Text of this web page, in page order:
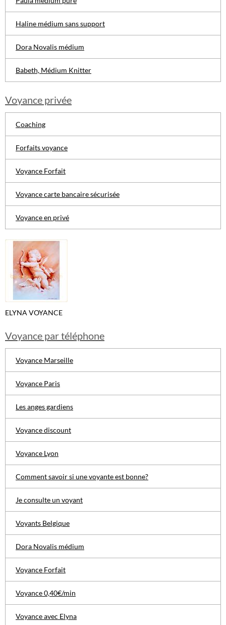
Haline médium sans support
Dora Novalis médium
Babeth, Médium Knitter
Voyance privée
Coaching
Forfaits voyance
Voyance Forfait
Voyance carte bancaire sécurisée
Voyance en privé
ELYNA VOYANCE
Voyance par téléphone
Voyance Marseille
Voyance Paris
Les anges gardiens
Voyance discount
Voyance Lyon
Comment savoir si une voyante est bonne?
Je consulte un voyant
Voyants Belgique
Dora Novalis médium
Voyance Forfait
Voyance 0,40€/min
Voyance avec Elyna